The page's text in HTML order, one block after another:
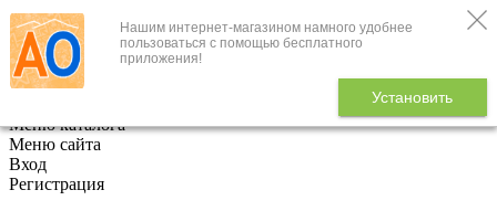
Нашим интернет-магазином намного удобнее
пользоваться с помощью бесплатного
приложения!
Установить
+7 (495) 646-888-1
В корзине
Меню каталога
Меню сайта
Вход
Регистрация